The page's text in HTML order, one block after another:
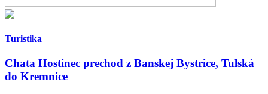
Turistika
Chata Hostinec prechod z Banskej Bystrice, Tulská
do Kremnice